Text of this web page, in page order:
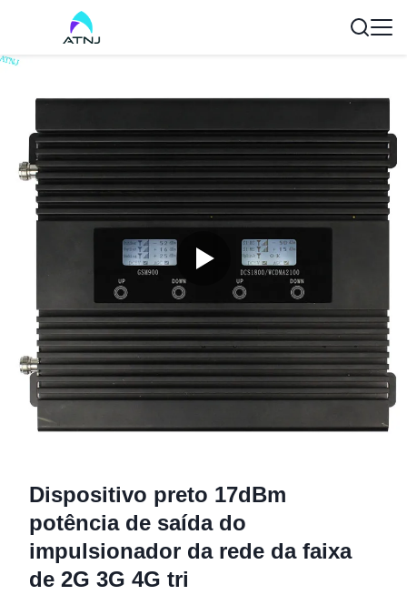
Dispositivo preto 17dBm
potência de saída do
impulsionador da rede da faixa
de 2G 3G 4G tri